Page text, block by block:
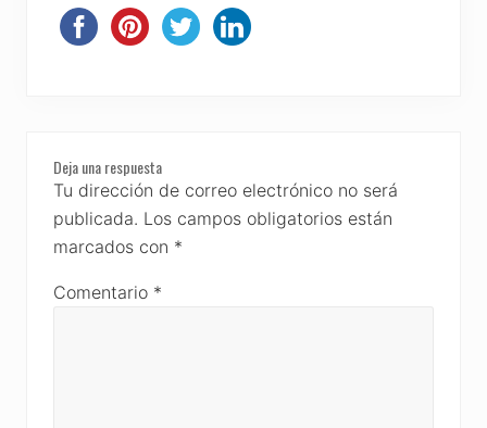
Reader
Interactions
Deja una respuesta
Tu dirección de correo electrónico no será
publicada. Los campos obligatorios están
marcados con *
Comentario *